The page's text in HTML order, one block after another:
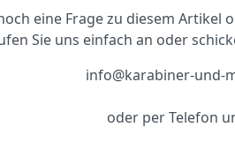
eine Frage zu diesem Artikel
Sie uns einfach an oder
info@karabiner-und-
oder per Telefon